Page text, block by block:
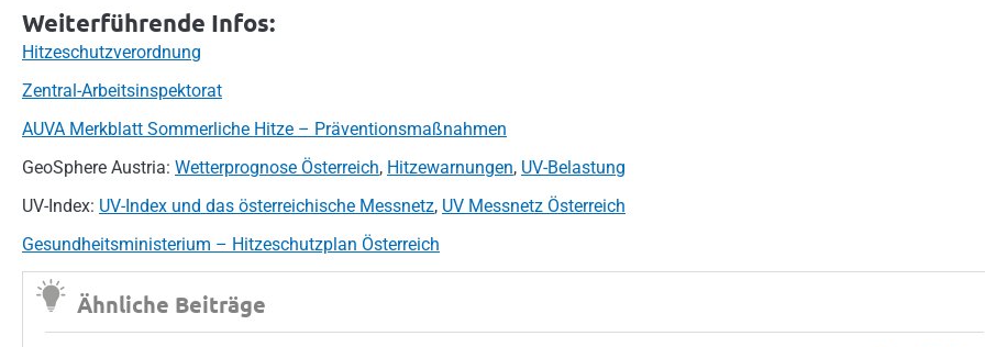
Weiterführende Infos:
Hitzeschutzverordnung
Zentral-Arbeitsinspektorat
AUVA Merkblatt Sommerliche Hitze – Präventionsmaßnahmen
GeoSphere Austria: Wetterprognose Österreich, Hitzewarnungen, UV-Belastung
UV-Index: UV-Index und das österreichische Messnetz, UV Messnetz Österreich
Gesundheitsministerium – Hitzeschutzplan Österreich
Ähnliche Beiträge